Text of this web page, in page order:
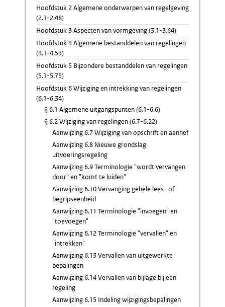
Hoofdstuk 2 Algemene onderwerpen van regelgeving
(2.1-2.48)
Hoofdstuk 3 Aspecten van vormgeving (3.1-3.64)
Hoofdstuk 4 Algemene bestanddelen van regelingen
(4.1-4.53)
Hoofdstuk 5 Bijzondere bestanddelen van regelingen
(5.1-5.75)
Hoofdstuk 6 Wijziging en intrekking van regelingen
(6.1-6.34)
§ 6.1 Algemene uitgangspunten (6.1-6.6)
§ 6.2 Wijziging van regelingen (6.7-6.22)
Aanwijzing 6.7 Wijziging van opschrift en aanhef
Aanwijzing 6.8 Nieuwe grondslag
uitvoeringsregeling
Aanwijzing 6.9 Terminologie "wordt vervangen
door" en "komt te luiden"
Aanwijzing 6.10 Vervanging gehele lees- of
begripseenheid
Aanwijzing 6.11 Terminologie "invoegen" en
"toevoegen"
Aanwijzing 6.12 Terminologie "vervallen" en
"intrekken"
Aanwijzing 6.13 Vervallen van uitgewerkte
bepalingen
Aanwijzing 6.14 Vervallen van bijlage bij een
regeling
Aanwijzing 6.15 Indeling wijzigingsbepalingen